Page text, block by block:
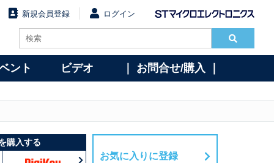
新規会員登録 ログイン
ント ビデオ ｜ お問合せ/購入 ｜
購入する
お気に入りに登録